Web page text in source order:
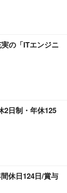
の「ITエンジニ
2日制・年休125
休日124日/賞与